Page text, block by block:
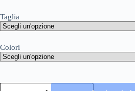
Taglia
Colori
Maglietta